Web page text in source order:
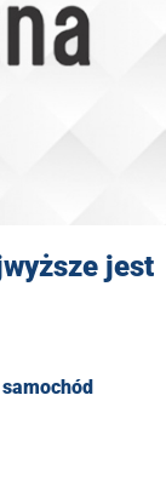
jest